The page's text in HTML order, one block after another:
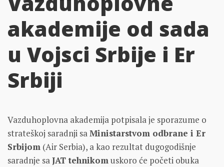
akademije od sada
u Vojsci Srbije i Er
Srbiji
Vazduhoplovna akademija potpisala je sporazume o
strateškoj saradnji saMinistarstvom odbrane i Er
Srbijom (Air Serbia), a kao rezultat dugogodišnje
saradnje saJAT tehnikomuskoro će početi obuka